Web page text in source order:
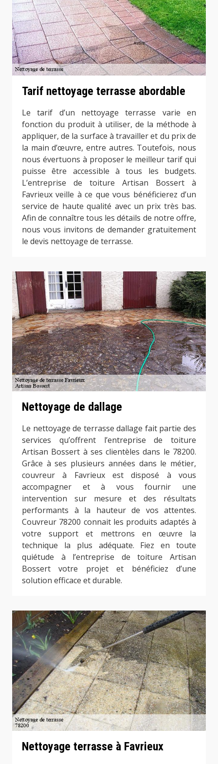
Tarif nettoyage terrasse abordable
Le tarif d’un nettoyage terrasse varie en
fonction du produit à utiliser, de la méthode à
appliquer, de la surface à travailler et du prix de
la main d’œuvre, entre autres. Toutefois, nous
nous évertuons à proposer le meilleur tarif qui
puisse être accessible à tous les budgets.
L’entreprise de toiture Artisan Bossert à
Favrieux veille à ce que vous bénéficierez d’un
service de haute qualité avec un prix très bas.
Afin de connaître tous les détails de notre offre,
nous vous invitons de demander gratuitement
le devis nettoyage de terrasse.
Nettoyage de dallage
Le nettoyage de terrasse dallage fait partie des
services qu’offrent l’entreprise de toiture
Artisan Bossert à ses clientèles dans le 78200.
Grâce à ses plusieurs années dans le métier,
couvreur à Favrieux est disposé à vous
accompagner et à vous fournir une
intervention sur mesure et des résultats
performants à la hauteur de vos attentes.
Couvreur 78200 connait les produits adaptés à
votre support et mettrons en œuvre la
technique la plus adéquate. Fiez en toute
quiétude à l’entreprise de toiture Artisan
Bossert votre projet et bénéficiez d’une
solution efficace et durable.
Nettoyage terrasse à Favrieux